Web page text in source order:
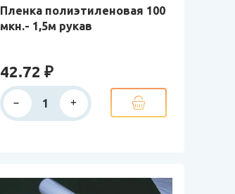
Пленка полиэтиленовая 100
мкн.- 1,5м рукав
42.72 ₽